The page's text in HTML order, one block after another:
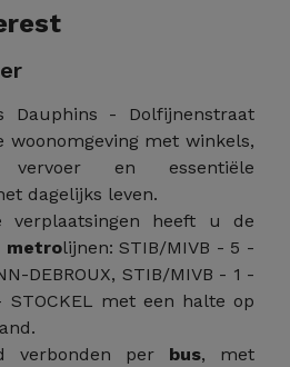
Dauphins - Dolfijnenstraat
woonomgeving met winkels,
vervoer en essentiële
dagelijks leven.
verplaatsingen heeft u de
metrolijnen: STIB/MIVB - 5 -
DEBROUX, STIB/MIVB - 1 -
STOCKEL met een halte op
verbonden per bus, met